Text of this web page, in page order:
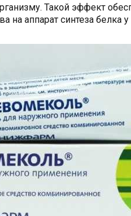
Такой эффект
на аппарат синтеза белка